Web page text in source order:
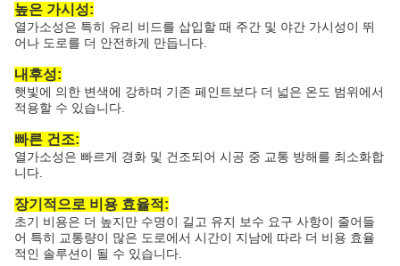
높은 가시성:
열가소성은 특히 유리 비드를 삽입할 때 주간 및 야간 가시성이 뛰
어나 도로를 더 안전하게 만듭니다.
내후성:
햇빛에 의한 변색에 강하며 기존 페인트보다 더 넓은 온도 범위에서
적용할 수 있습니다.
빠른 건조:
열가소성은 빠르게 경화 및 건조되어 시공 중 교통 방해를 최소화합
니다.
장기적으로 비용 효율적:
초기 비용은 더 높지만 수명이 길고 유지 보수 요구 사항이 줄어들
어 특히 교통량이 많은 도로에서 시간이 지남에 따라 더 비용 효율
적인 솔루션이 될 수 있습니다.